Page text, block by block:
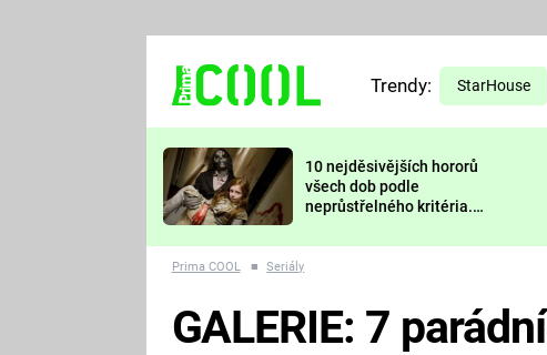
TŘESKU
FUTURAMA
PREDÁTOR
Trendy: StarHouse
10 nejděsivějších hororů
všech dob podle
neprůstřelného kritéria.
nejvíc zvednou tep?
Prima COOL ■ Seriály
GALERIE: 7